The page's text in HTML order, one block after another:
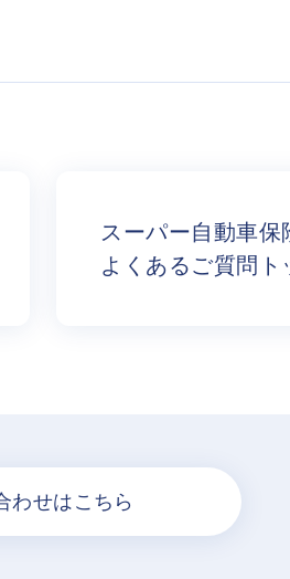
スーパー自動車保
よくあるご質問ト
わせはこちら